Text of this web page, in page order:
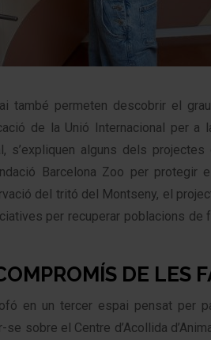
també permeten descobrir el
de la Unió Internacional per a
s’expliquen alguns dels
Barcelona Zoo per protegir
del tritó del Montseny, el
per recuperar poblacions de
DE LES
en un tercer espai pensat per
sobre el Centre d’Acollida